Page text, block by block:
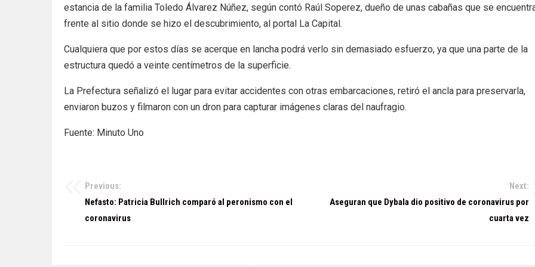
estancia de la familia Toledo Álvarez Núñez, según contó Raúl Soperez, dueño de unas cabañas que se
frente al sitio donde se hizo el descubrimiento, al portal La Capital.
Cualquiera que por estos días se acerque en lancha podrá verlo sin demasiado esfuerzo, ya que una parte de la
estructura quedó a veinte centímetros de la superficie.
La Prefectura señalizó el lugar para evitar accidentes con otras embarcaciones, retiró el ancla para preservarla,
enviaron buzos y filmaron con un dron para capturar imágenes claras del naufragio.
Fuente: Minuto Uno
Navegación
Previous:
Nefasto: Patricia Bullrich comparó al peronismo con el
coronavirus
Next:
Aseguran que Dybala dio positivo de coronavirus por
cuarta vez